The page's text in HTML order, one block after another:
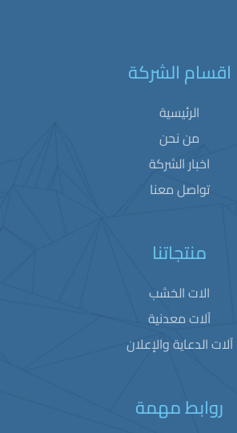
اقسام الشركة
الرئيسية
من نحن
اخبار الشركة
تواصل معنا
منتجاتنا
الات الخشب
آلات معدنية
آلات الدعاية والإعلان
روابط مهمة